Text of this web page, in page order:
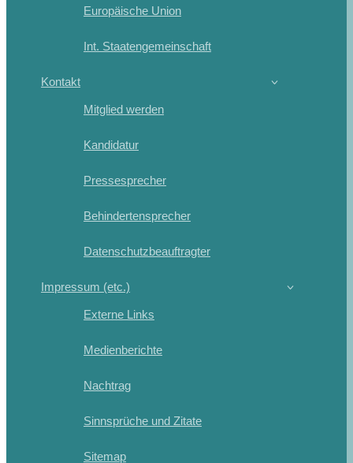
Europäische Union
Int. Staatengemeinschaft
Kontakt
Mitglied werden
Kandidatur
Pressesprecher
Behindertensprecher
Datenschutzbeauftragter
Impressum (etc.)
Externe Links
Medienberichte
Nachtrag
Sinnsprüche und Zitate
Sitemap